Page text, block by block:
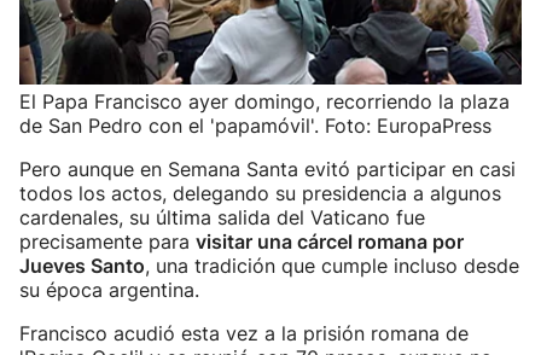
El Papa Francisco ayer domingo, recorriendo la plaza
de San Pedro con el 'papamóvil'. Foto: EuropaPress
Pero aunque en Semana Santa evitó participar en casi
todos los actos, delegando su presidencia a algunos
cardenales, su última salida del Vaticano fue
precisamente para visitar una cárcel romana por
Jueves Santo, una tradición que cumple incluso desde
su época argentina.
Francisco acudió esta vez a la prisión romana de